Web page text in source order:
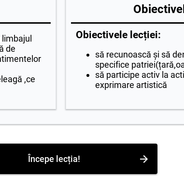
de
,ce
Obiectivele lecției:
să recunoască și să
specifice
să participe activ la
exprimare artistică
Începe lecția!